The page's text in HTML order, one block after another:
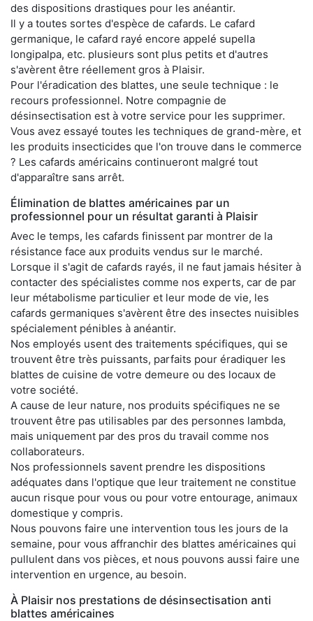
des dispositions drastiques pour les anéantir.
Il y a toutes sortes d'espèce de cafards. Le cafard
germanique, le cafard rayé encore appelé supella
longipalpa, etc. plusieurs sont plus petits et d'autres
s'avèrent être réellement gros à Plaisir.
Pour l'éradication des blattes, une seule technique : le
recours professionnel. Notre compagnie de
désinsectisation est à votre service pour les supprimer.
Vous avez essayé toutes les techniques de grand-mère, et
les produits insecticides que l'on trouve dans le commerce
? Les cafards américains continueront malgré tout
d'apparaître sans arrêt.
Élimination de blattes américaines par un
professionnel pour un résultat garanti à Plaisir
Avec le temps, les cafards finissent par montrer de la
résistance face aux produits vendus sur le marché.
Lorsque il s'agit de cafards rayés, il ne faut jamais hésiter à
contacter des spécialistes comme nos experts, car de par
leur métabolisme particulier et leur mode de vie, les
cafards germaniques s'avèrent être des insectes nuisibles
spécialement pénibles à anéantir.
Nos employés usent des traitements spécifiques, qui se
trouvent être très puissants, parfaits pour éradiquer les
blattes de cuisine de votre demeure ou des locaux de
votre société.
A cause de leur nature, nos produits spécifiques ne se
trouvent être pas utilisables par des personnes lambda,
mais uniquement par des pros du travail comme nos
collaborateurs.
Nos professionnels savent prendre les dispositions
adéquates dans l'optique que leur traitement ne constitue
aucun risque pour vous ou pour votre entourage, animaux
domestique y compris.
Nous pouvons faire une intervention tous les jours de la
semaine, pour vous affranchir des blattes américaines qui
pullulent dans vos pièces, et nous pouvons aussi faire une
intervention en urgence, au besoin.
À Plaisir nos prestations de désinsectisation anti
blattes américaines